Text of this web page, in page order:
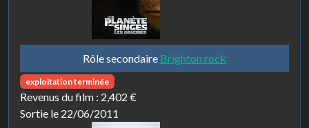
Rôle secondaire Brighton rock
exploitation terminée
Revenus du film : 2,402 €
Sortie le 22/06/2011